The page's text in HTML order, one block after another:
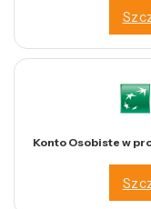
Konto Osobiste w